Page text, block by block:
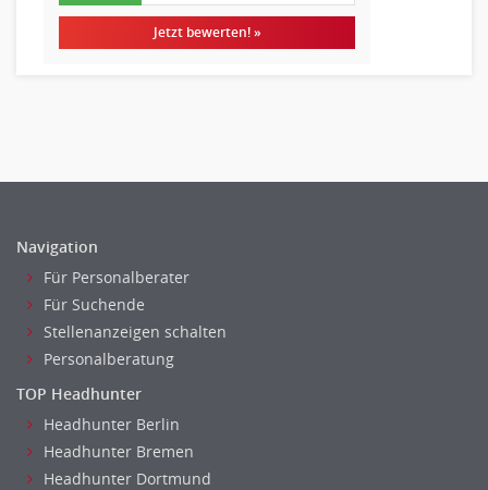
Bildung & Soziales Leitung, Teamleitung
Sozialarbeit
Medien-, Screen-, Webdesign
Modedesign, Schmuckdesign
Produktdesign, Industriedesign
Theater, Schauspiel, Musik, Tanz
Beschaffungslogistik
Disposition
Einkauf
Logistik
Jetzt bewerten! »
Navigation
Für Personalberater
Für Suchende
Stellenanzeigen schalten
Personalberatung
TOP Headhunter
Headhunter Berlin
Headhunter Bremen
Headhunter Dortmund